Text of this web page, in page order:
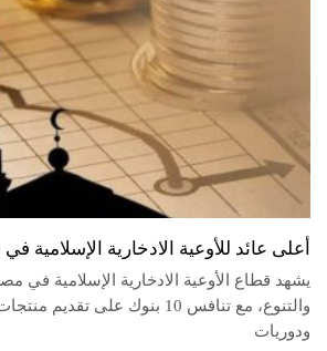
أعلى عائد للأوعية الادخارية الإسلامية في 10 بنوك بمصر
يشهد قطاع الأوعية الادخارية الإسلامية في
والتنوع، مع تنافس 10 بنوك على
ودوريات